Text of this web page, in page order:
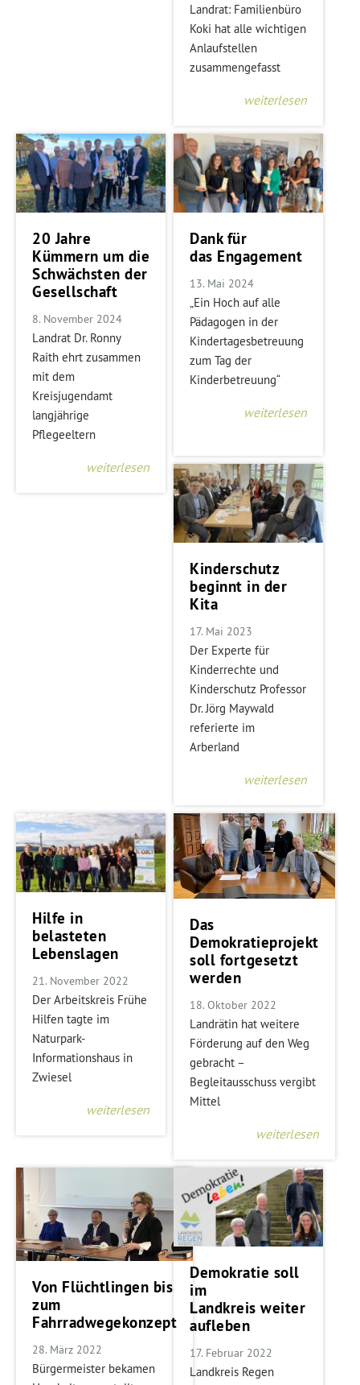
Landrat: Familienbüro
Koki hat alle wichtigen
Anlaufstellen
zusammengefasst
weiterlesen
20 Jahre
Kümmern um die
Schwächsten der
Gesellschaft
8. November 2024
Landrat Dr. Ronny
Raith ehrt zusammen
mit dem
Kreisjugendamt
langjährige
Pflegeeltern
weiterlesen
Dank für
das Engagement
13. Mai 2024
„Ein Hoch auf alle
Pädagogen in der
Kindertagesbetreuung
zum Tag der
Kinderbetreuung“
weiterlesen
Kinderschutz
beginnt in der
Kita
17. Mai 2023
Der Experte für
Kinderrechte und
Kinderschutz Professor
Dr. Jörg Maywald
referierte im
Arberland
weiterlesen
Hilfe in
belasteten
Lebenslagen
21. November 2022
Der Arbeitskreis Frühe
Hilfen tagte im
Naturpark-
Informationshaus in
Zwiesel
weiterlesen
Das
Demokratieprojekt
soll fortgesetzt
werden
18. Oktober 2022
Landrätin hat weitere
Förderung auf den Weg
gebracht –
Begleitausschuss vergibt
Mittel
weiterlesen
Von Flüchtlingen bis
zum
Fahrradwegekonzept
28. März 2022
Bürgermeister bekamen
Demokratie soll
im
Landkreis weiter
aufleben
17. Februar 2022
Landkreis Regen